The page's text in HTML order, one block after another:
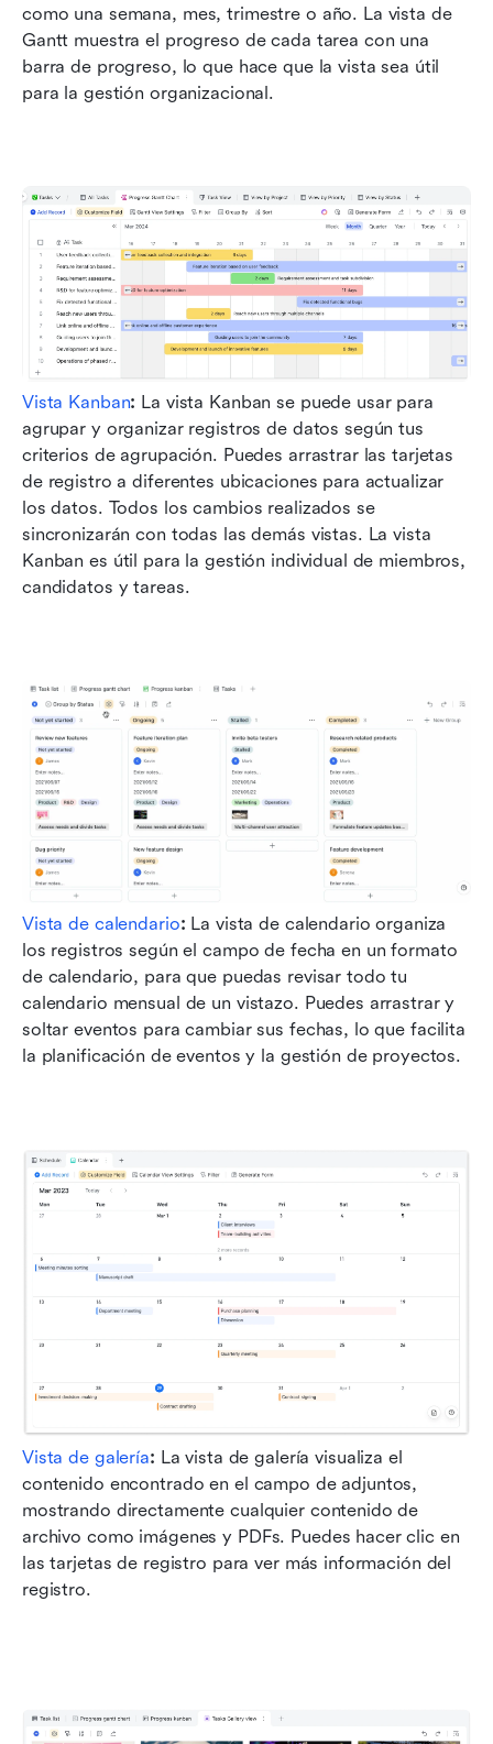
como una semana, mes, trimestre o año. La vista de
Gantt muestra el progreso de cada tarea con una
barra de progreso, lo que hace que la vista sea útil
para la gestión organizacional.
Vista Kanban: La vista Kanban se puede usar para
agrupar y organizar registros de datos según tus
criterios de agrupación. Puedes arrastrar las tarjetas
de registro a diferentes ubicaciones para actualizar
los datos. Todos los cambios realizados se
sincronizarán con todas las demás vistas. La vista
Kanban es útil para la gestión individual de miembros,
candidatos y tareas.
Vista de calendario: La vista de calendario organiza
los registros según el campo de fecha en un formato
de calendario, para que puedas revisar todo tu
calendario mensual de un vistazo. Puedes arrastrar y
soltar eventos para cambiar sus fechas, lo que facilita
la planificación de eventos y la gestión de proyectos.
Vista de galería: La vista de galería visualiza el
contenido encontrado en el campo de adjuntos,
mostrando directamente cualquier contenido de
archivo como imágenes y PDFs. Puedes hacer clic en
las tarjetas de registro para ver más información del
registro.